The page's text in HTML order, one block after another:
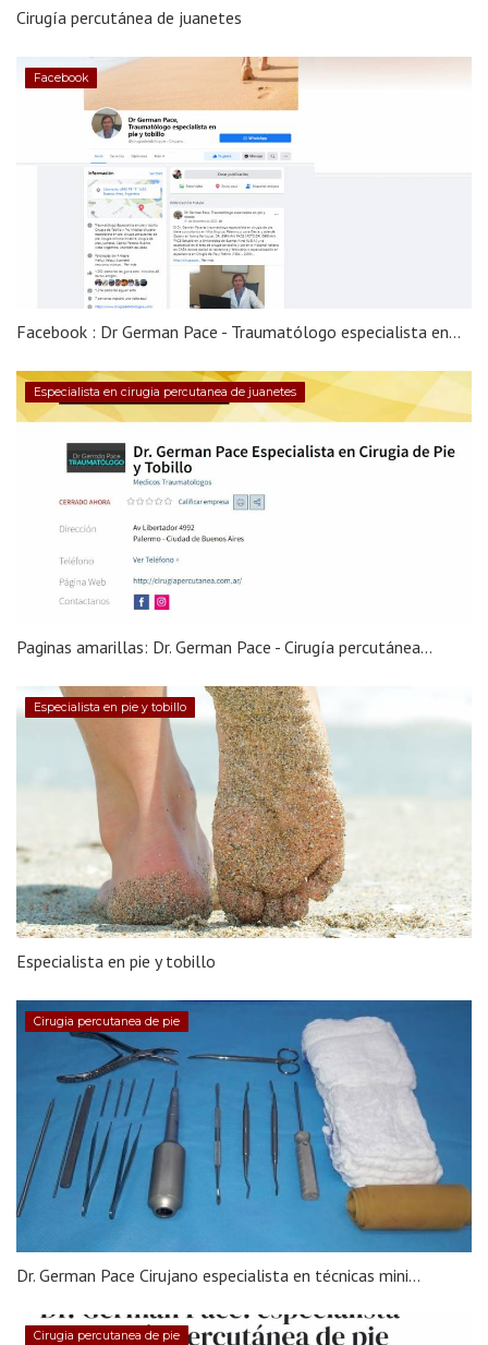
Cirugía percutánea de juanetes
Facebook
Facebook : Dr German Pace - Traumatólogo especialista en...
Especialista en cirugia percutanea de juanetes
Paginas amarillas: Dr. German Pace - Cirugía percutánea...
Especialista en pie y tobillo
Especialista en pie y tobillo
Cirugia percutanea de pie
Dr. German Pace Cirujano especialista en técnicas mini...
Cirugia percutanea de pie